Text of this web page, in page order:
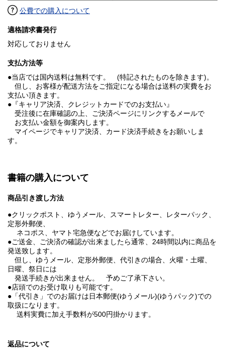
公費での購入について
適格請求書発行
対応しておりません
支払方法等
●当店では国内送料は無料です。 (特記されたものを除きます)。
但し、お客様が配送方法をご指定になる場合は送料の実費をお
支払い頂きます。
●『キャリア決済、クレジットカードでのお支払い』
受注後に在庫確認の上、ご決済ページにリンクするメールで
お支払い金額を御案内します。
マイページでキャリア決済、カード決済手続きをお願いしま
す。
書籍の購入について
商品引き渡し方法
●クリックポスト、ゆうメール、スマートレター、レターパック、
定形外郵便、
ネコポス、ヤマト宅急便などでお届けしています。
●ご送金、ご決済の確認が出来ましたら通常、24時間以内に商品を
発送致します。
但し、ゆうメール、定形外郵便、代引きの場合、火曜・土曜、
日曜、祭日には
発送手続きが出来ません。 予めご了承下さい。
●店頭でのお受け取りも可能です。
●「代引き」でのお届けは日本郵便(ゆうメール)(ゆうパック)での
取扱になります。
送料実費に加え手数料が500円掛かります。
返品について